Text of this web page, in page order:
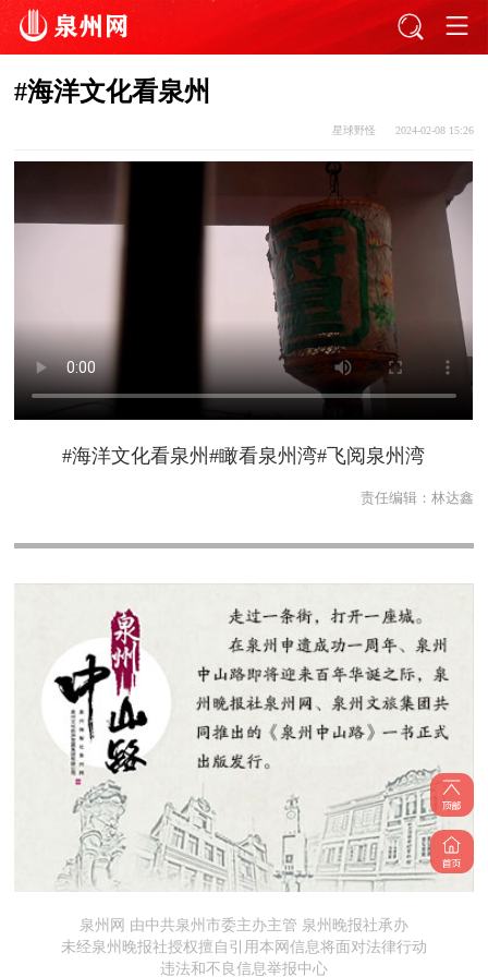
​#海洋文化看泉州
星球野怪 2024-02-08 15:26
#海洋文化看泉州#瞰看泉州湾#飞阅泉州湾
责任编辑： 林达鑫
泉州网 由中共泉州市委主办主管 泉州晚报社承办
未经泉州晚报社授权擅自引用本网信息将面对法律行动
违法和不良信息举报中心